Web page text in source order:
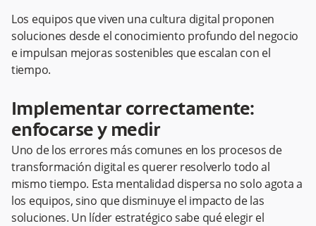
Los equipos que viven una cultura digital proponen
soluciones desde el conocimiento profundo del negocio
e impulsan mejoras sostenibles que escalan con el
tiempo.
Implementar correctamente:
enfocarse y medir
Uno de los errores más comunes en los procesos de
transformación digital es querer resolverlo todo al
mismo tiempo. Esta mentalidad dispersa no solo agota a
los equipos, sino que disminuye el impacto de las
soluciones. Un líder estratégico sabe qué elegir el